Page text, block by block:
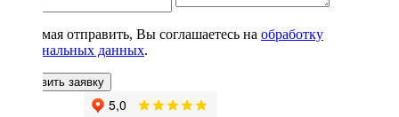
Нажимая отправить, Вы соглашаетесь на обработку
персональных данных.
Оставить заявку